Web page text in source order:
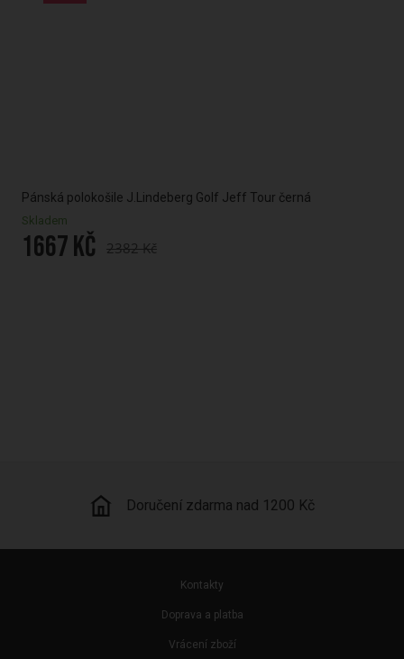
Pánská polokošile J.Lindeberg Golf Jeff Tour černá
Skladem
1667 Kč 2382 Kč
Kamenná prodejna
Kontakty
Doprava a platba
Vrácení zboží